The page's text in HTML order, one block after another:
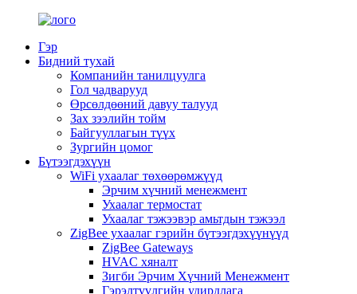
Гэр
Бидний тухай
Компанийн танилцуулга
Гол чадварууд
Өрсөлдөөний давуу талууд
Зах зээлийн тойм
Байгууллагын түүх
Зургийн цомог
Бүтээгдэхүүн
WiFi ухаалаг төхөөрөмжүүд
Эрчим хүчний менежмент
Ухаалаг термостат
Ухаалаг тэжээвэр амьтдын тэжээл
ZigBee ухаалаг гэрийн бүтээгдэхүүнүүд
ZigBee Gateways
HVAC хяналт
Зигби Эрчим Хүчний Менежмент
Гэрэлтүүлгийн удирдлага